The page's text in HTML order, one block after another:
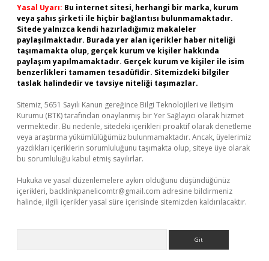
Yasal Uyarı: Bu internet sitesi, herhangi bir marka, kurum
veya şahıs şirketi ile hiçbir bağlantısı bulunmamaktadır.
Sitede yalnızca kendi hazırladığımız makaleler
paylaşılmaktadır. Burada yer alan içerikler haber niteliği
taşımamakta olup, gerçek kurum ve kişiler hakkında
paylaşım yapılmamaktadır. Gerçek kurum ve kişiler ile isim
benzerlikleri tamamen tesadüfidir. Sitemizdeki bilgiler
taslak halindedir ve tavsiye niteliği taşımazlar.
Sitemiz, 5651 Sayılı Kanun gereğince Bilgi Teknolojileri ve İletişim
Kurumu (BTK) tarafından onaylanmış bir Yer Sağlayıcı olarak hizmet
vermektedir. Bu nedenle, sitedeki içerikleri proaktif olarak denetleme
veya araştırma yükümlülüğümüz bulunmamaktadır. Ancak, üyelerimiz
yazdıkları içeriklerin sorumluluğunu taşımakta olup, siteye üye olarak
bu sorumluluğu kabul etmiş sayılırlar.
Hukuka ve yasal düzenlemelere aykırı olduğunu düşündüğünüz
içerikleri, backlinkpanelicomtr@gmail.com adresine bildirmeniz
halinde, ilgili içerikler yasal süre içerisinde sitemizden kaldırılacaktır.